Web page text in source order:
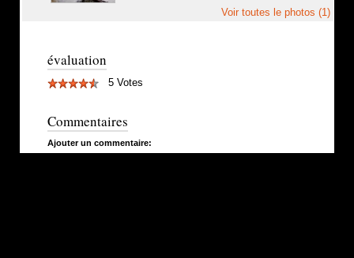
Voir toutes le photos (1)
évaluation
5 Votes
Commentaires
Ajouter un commentaire: